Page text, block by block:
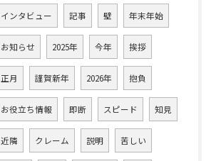
インタビュー 記事 壁 年末年始
お知らせ 2025年 今年 挨拶
正月 謹賀新年 2026年 抱負
お役立ち情報 即断 スピード 知見
近隣 クレーム 説明 苦しい